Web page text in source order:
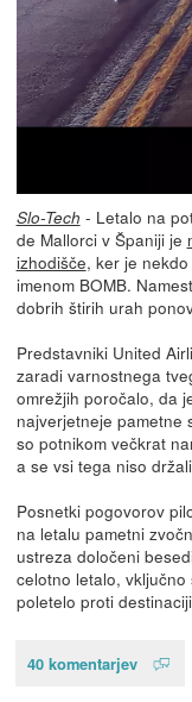
Slo-Tech - Letalo na
de Mallorci v Španiji je
izhodišče, ker je
imenom BOMB.
dobrih štirih urah
Predstavniki United
zaradi varnostnega
omrežjih poročalo, da
najverjetneje pametne
so potnikom večkrat
a se vsi tega niso
Posnetki pogovorov
na letalu pametni
ustreza določeni
celotno letalo,
poletelo proti
40 komentarjev